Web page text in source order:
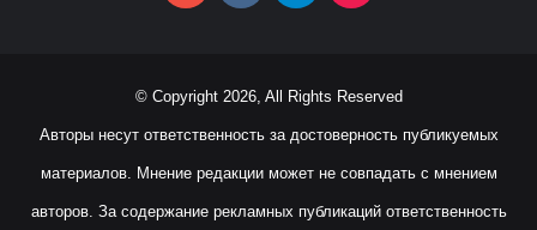
© Copyright 2026, All Rights Reserved
Авторы несут ответственность за достоверность публикуемых
материалов. Мнение редакции может не совпадать с мнением
авторов. За содержание рекламных публикаций ответственность